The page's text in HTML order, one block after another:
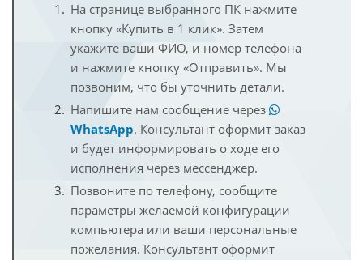
На странице выбранного ПК нажмите
кнопку «Купить в 1 клик». Затем
укажите ваши ФИО, и номер телефона
и нажмите кнопку «Отправить». Мы
позвоним, что бы уточнить детали.
Напишите нам сообщение через
WhatsApp. Консультант оформит заказ
и будет информировать о ходе его
исполнения через мессенджер.
Позвоните по телефону, сообщите
параметры желаемой конфигурации
компьютера или ваши персональные
пожелания. Консультант оформит